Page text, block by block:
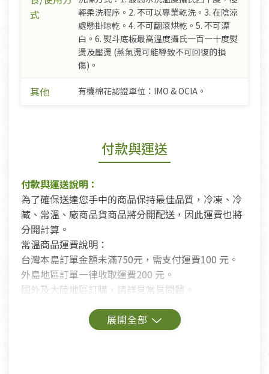
式
輕柔洗程序。2. 不可以專業乾洗。3. 在陰涼
處懸掛晾乾。4. 不可翻滾烘乾。5. 不可漂
白。6. 熨斗底板最高溫度攝氏一百一十度熨
燙及壓燙 (蒸氣燙可能導致不可回復的損
傷)。
其他 有機棉花認證單位：IMO & OCIA。
付款與運送
付款與運送說明：
為了確保送達您手中的商品保持最佳品質，冷凍、冷
藏、常溫、廠商品貨商品將分開配送，因此運費也將
分開計算。
常溫商品運費說明：
台灣本島訂單金額未滿750元，需支付運費100 元。
外島地區訂單一律收取運費200 元。
國外及大陸地區訂購，請詳見常見問題。
鑑賞期商品說明：